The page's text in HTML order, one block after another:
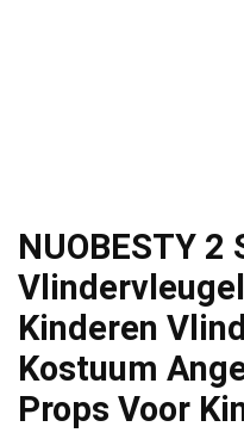
NUOBESTY 2
Kinderen
Kostuum
Props Voor